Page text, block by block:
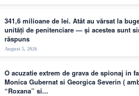
341,6 milioane de lei. Atât au vărsat la
unități de penitenciare — și acestea sunt
răspuns
August 5, 2026
O acuzatie extrem de grava de spionaj in
Monica Gubernat si Georgica Severin (
“Roxana” si...